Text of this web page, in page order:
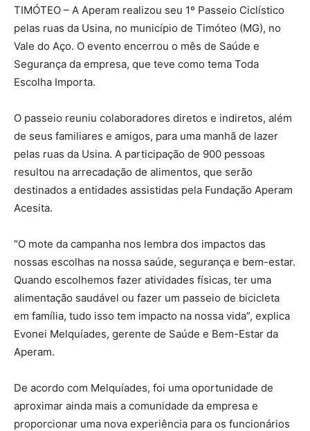
TIMÓTEO – A Aperam realizou seu 1º Passeio Ciclístico
pelas ruas da Usina, no município de Timóteo (MG), no
Vale do Aço. O evento encerrou o mês de Saúde e
Segurança da empresa, que teve como tema Toda
Escolha Importa.
O passeio reuniu colaboradores diretos e indiretos, além
de seus familiares e amigos, para uma manhã de lazer
pelas ruas da Usina. A participação de 900 pessoas
resultou na arrecadação de alimentos, que serão
destinados a entidades assistidas pela Fundação Aperam
Acesita.
“O mote da campanha nos lembra dos impactos das
nossas escolhas na nossa saúde, segurança e bem-estar.
Quando escolhemos fazer atividades físicas, ter uma
alimentação saudável ou fazer um passeio de bicicleta
em família, tudo isso tem impacto na nossa vida”, explica
Evonei Melquíades, gerente de Saúde e Bem-Estar da
Aperam.
De acordo com Melquíades, foi uma oportunidade de
aproximar ainda mais a comunidade da empresa e
proporcionar uma nova experiência para os funcionários